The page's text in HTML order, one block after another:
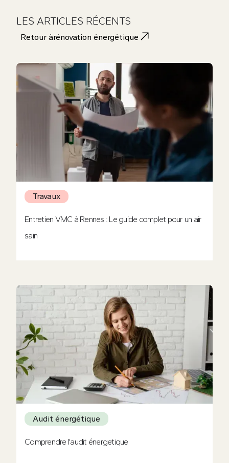
LES ARTICLES RÉCENTS
Retour àrénovation énergétique
Travaux
Entretien VMC à Rennes : Le guide complet pour un air
sain
Audit énergétique
Comprendre l'audit énergetique